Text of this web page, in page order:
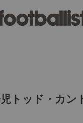
トッド・カン